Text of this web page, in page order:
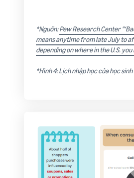
*Nguồn:Pew Research Center
means anytime from late July to
depending on where in the U.S. you
*Hình 4: Lịch nhập học của học